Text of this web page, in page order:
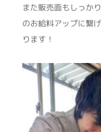
また販売面もしっか
のお給料アップに繋
ります！